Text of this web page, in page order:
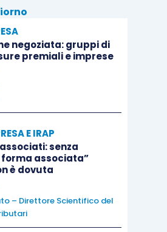
in altri termini,
favorevole ottenuto dal
al coobbligato in solido
inerte alla pretesa di
sussista già un
.
negoziata: gruppi di
premiali e imprese
E IRAP
senza
forma associata”
è dovuta
– Direttore Scientifico del